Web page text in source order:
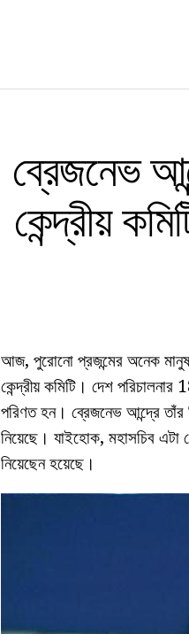
ব্রেজনেভ
কেন্দ্রীয়
আজ, পুরোনো প্রজন্মের অনেক
কেন্দ্রীয় কমিটি। দেশ
পরিণত হন। ব্রেজনেভ আন্দ্রে তাঁর
নিয়েছে। যাইহোক, মহাসচিব এটা
নিয়েছেন হয়েছে।